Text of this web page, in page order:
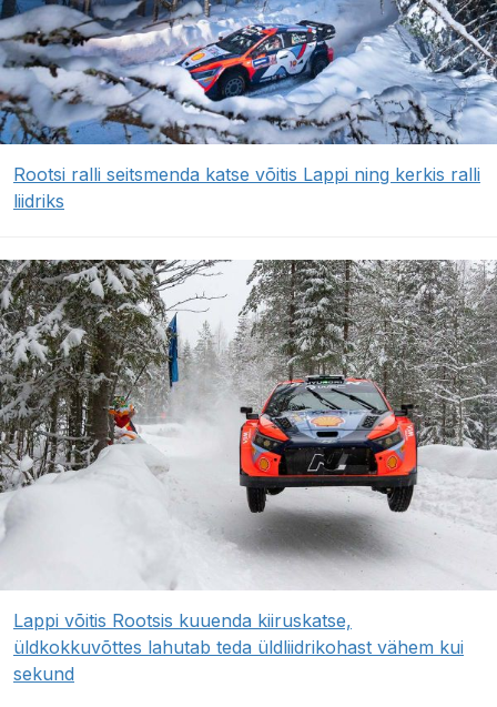
Rootsi ralli seitsmenda katse võitis Lappi ning kerkis ralli
liidriks
Lappi võitis Rootsis kuuenda kiiruskatse,
üldkokkuvõttes lahutab teda üldliidrikohast vähem kui
sekund